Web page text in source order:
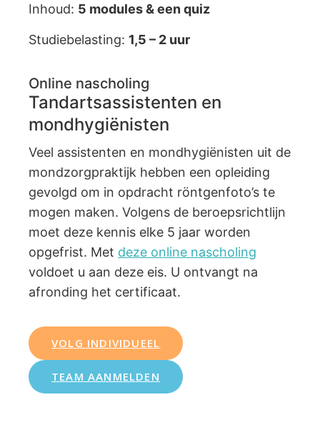
Inhoud: 5 modules & een quiz
Studiebelasting: 1,5 – 2 uur
Online nascholing
Tandartsassistenten en
mondhygiënisten
Veel assistenten en mondhygiënisten uit de
mondzorgpraktijk hebben een opleiding
gevolgd om in opdracht röntgenfoto’s te
mogen maken. Volgens de beroepsrichtlijn
moet deze kennis elke 5 jaar worden
opgefrist. Met deze online nascholing
voldoet u aan deze eis. U ontvangt na
afronding het certificaat.
VOLG INDIVIDUEEL
TEAM AANMELDEN